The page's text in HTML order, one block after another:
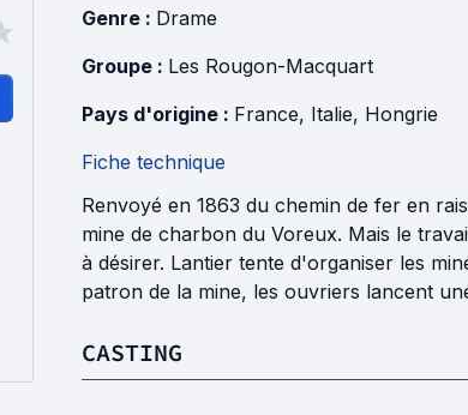
Genre : Drame
Groupe : Les Rougon-Macquart
Pays d'origine : France, Italie, Hongrie
Fiche technique
Renvoyé en 1863 du chemin de fer en
mine de charbon du Voreux. Mais le
à désirer. Lantier tente d'organiser les
patron de la mine, les ouvriers lancent
CASTING